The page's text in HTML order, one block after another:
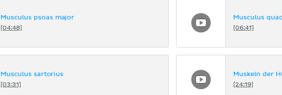
Musculus psoas major
[04:48]
Musculus
[06:41]
Musculus sartorius
[03:31]
Muskeln der
[24:19]